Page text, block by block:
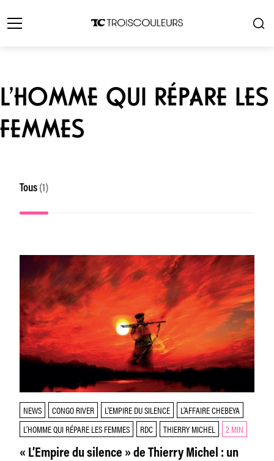
L’HOMME QUI RÉPARE LES
FEMMES
Tous (1)
NEWS CONGO RIVER L'EMPIRE DU SILENCE
L’AFFAIRE CHEBEYA
L’HOMME QUI RÉPARE LES FEMMES
RDC THIERRY MICHEL 2 MIN
« L’Empire du silence » de Thierry Michel : un